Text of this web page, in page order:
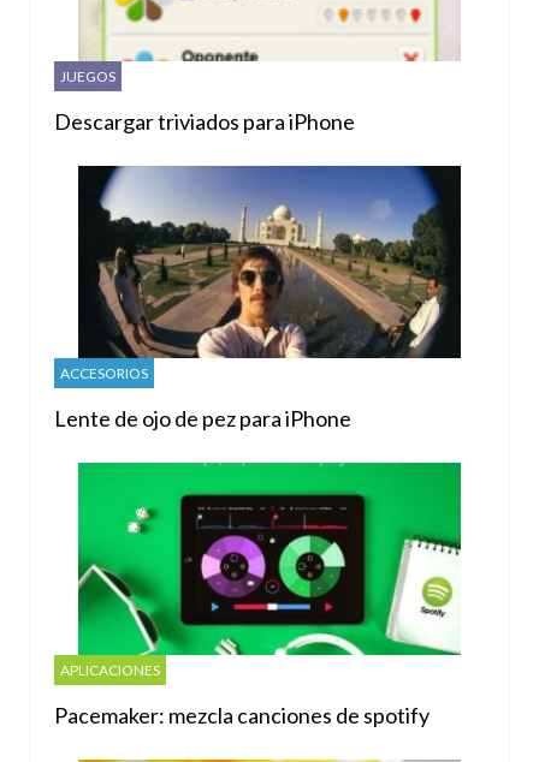
JUEGOS
Descargar triviados para iPhone
ACCESORIOS
Lente de ojo de pez para iPhone
APLICACIONES
Pacemaker: mezcla canciones de spotify